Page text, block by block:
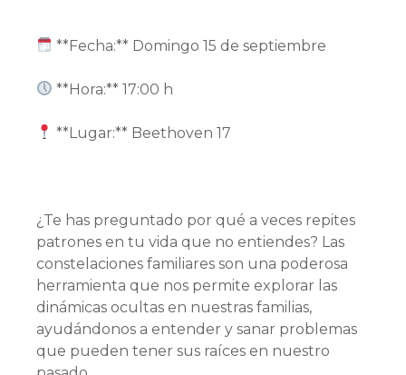
**Fecha:** Domingo 15 de septiembre
**Hora:** 17:00 h
**Lugar:** Beethoven 17
¿Te has preguntado por qué a veces repites
patrones en tu vida que no entiendes? Las
constelaciones familiares son una poderosa
herramienta que nos permite explorar las
dinámicas ocultas en nuestras familias,
ayudándonos a entender y sanar problemas
que pueden tener sus raíces en nuestro